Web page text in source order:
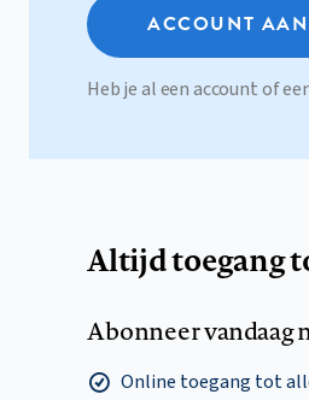
ACCOUNT
Heb je al een account of
Altijd toegang
Abonneer vandaag
Online toegang tot